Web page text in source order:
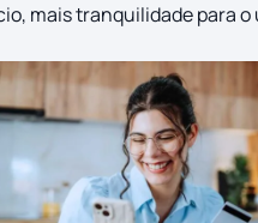
mais tranquilidade para o